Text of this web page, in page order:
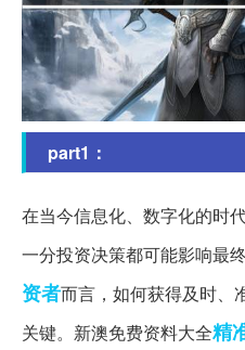
part1：
在当今信息化、数字化的时
一分投资决策都可能影响最
资者而言，如何获得及时、
关键。新澳免费资料大全精